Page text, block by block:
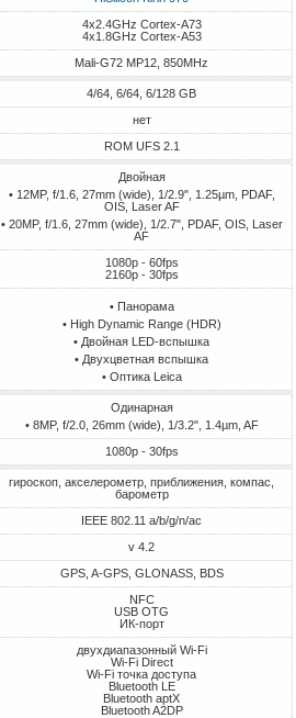
4x2.4GHz Cortex-A73
4x1.8GHz Cortex-A53
Mali-G72 MP12, 850MHz
4/64, 6/64, 6/128 GB
нет
ROM UFS 2.1
Двойная
• 12MP, f/1.6, 27mm (wide), 1/2.9", 1.25µm, PDAF,
OIS, Laser AF
• 20MP, f/1.6, 27mm (wide), 1/2.7", PDAF, OIS, Laser
AF
1080p - 60fps
2160p - 30fps
• Панорама
• High Dynamic Range (HDR)
• Двойная LED-вспышка
• Двухцветная вспышка
• Оптика Leica
Одинарная
• 8MP, f/2.0, 26mm (wide), 1/3.2", 1.4µm, AF
1080p - 30fps
гироскоп, акселерометр, приближения, компас,
барометр
IEEE 802.11 a/b/g/n/ac
v 4.2
GPS, A-GPS, GLONASS, BDS
NFC
USB OTG
ИК-порт
двухдиапазонный Wi-Fi
Wi-Fi Direct
Wi-Fi точка доступа
Bluetooth LE
Bluetooth aptX
Bluetooth A2DP